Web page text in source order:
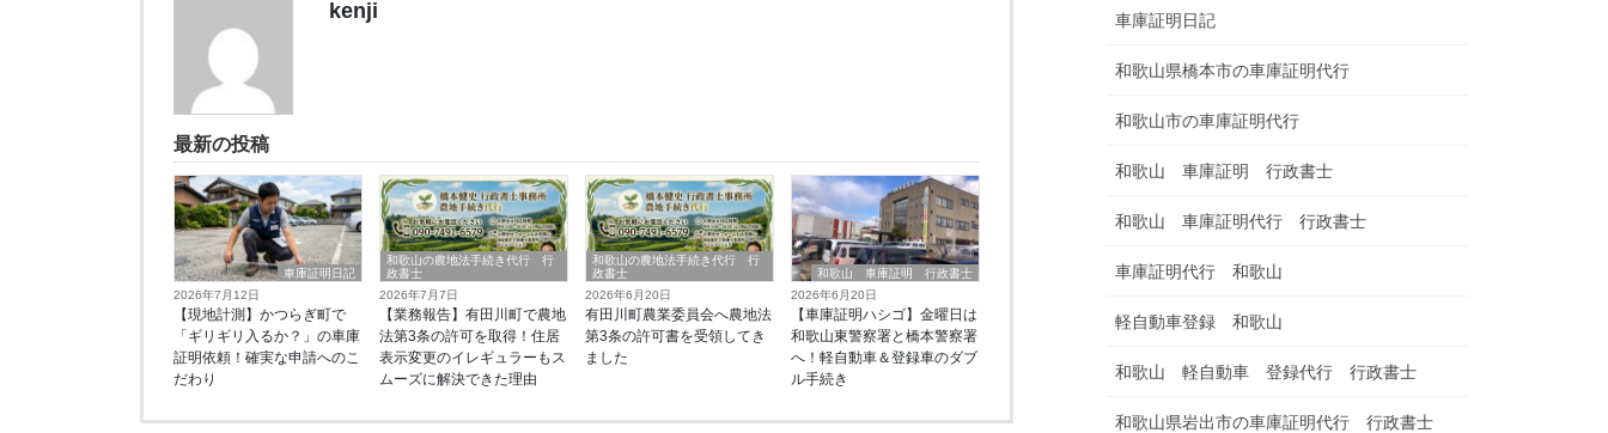
kenji
最新の投稿
車庫証明日記
2026年7月12日
【現地計測】かつらぎ町で
「ギリギリ入るか？」の車庫
証明依頼！確実な申請へのこ
だわり
和歌山の農地法手続き代行 行
政書士
2026年7月7日
【業務報告】有田川町で農地
法第3条の許可を取得！住居
表示変更のイレギュラーもス
ムーズに解決できた理由
和歌山の農地法手続き代行 行
政書士
2026年6月20日
有田川町農業委員会へ農地法
第3条の許可書を受領してき
ました
和歌山 車庫証明 行政書士
2026年6月20日
【車庫証明ハシゴ】金曜日は
和歌山東警察署と橋本警察署
へ！軽自動車＆登録車のダブ
ル手続き
車庫証明日記
和歌山県橋本市の車庫証明代行
和歌山市の車庫証明代行
和歌山 車庫証明 行政書士
和歌山 車庫証明代行 行政書士
車庫証明代行 和歌山
軽自動車登録 和歌山
和歌山 軽自動車 登録代行 行政書士
和歌山県岩出市の車庫証明代行 行政書士